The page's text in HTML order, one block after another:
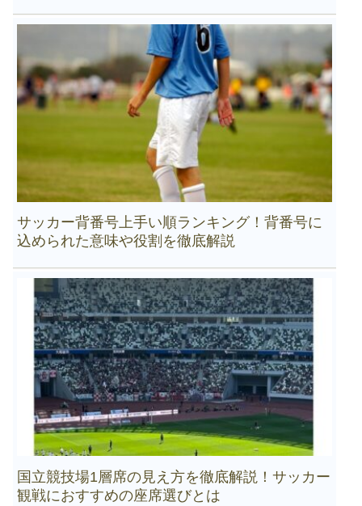
サッカー背番号上手い順ランキング！背番号に
込められた意味や役割を徹底解説
国立競技場1層席の見え方を徹底解説！サッカー
観戦におすすめの座席選びとは